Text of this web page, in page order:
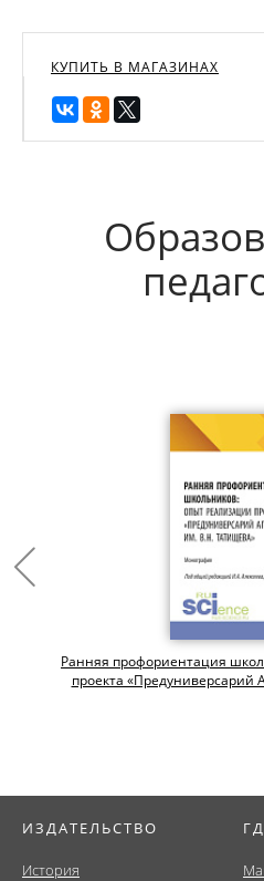
КУПИТЬ В МАГАЗИНАХ
Ранняя профориентация
проекта «Предуниверсарий
ИЗДАТЕЛЬСТВО
История